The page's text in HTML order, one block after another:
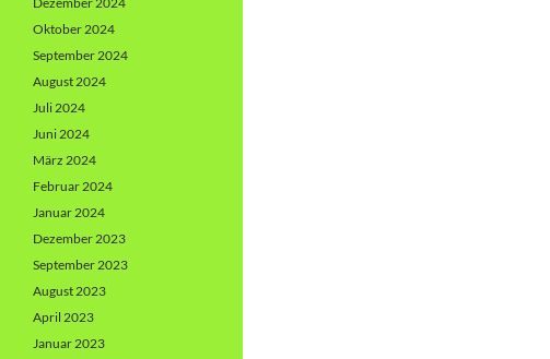
Oktober 2024
September 2024
August 2024
Juli 2024
Juni 2024
März 2024
Februar 2024
Januar 2024
Dezember 2023
September 2023
August 2023
April 2023
Januar 2023